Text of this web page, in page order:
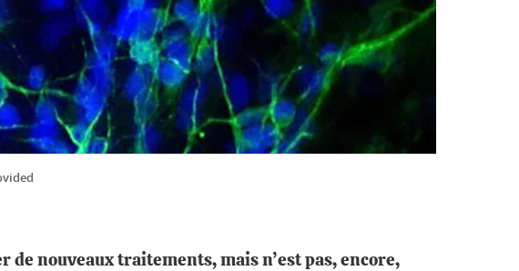
nouveaux traitements, mais n’est pas, encore,